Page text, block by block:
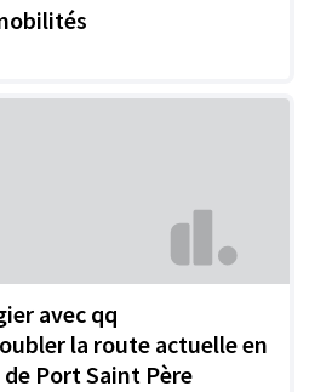
avec qq
la route actuelle en
Port Saint Père